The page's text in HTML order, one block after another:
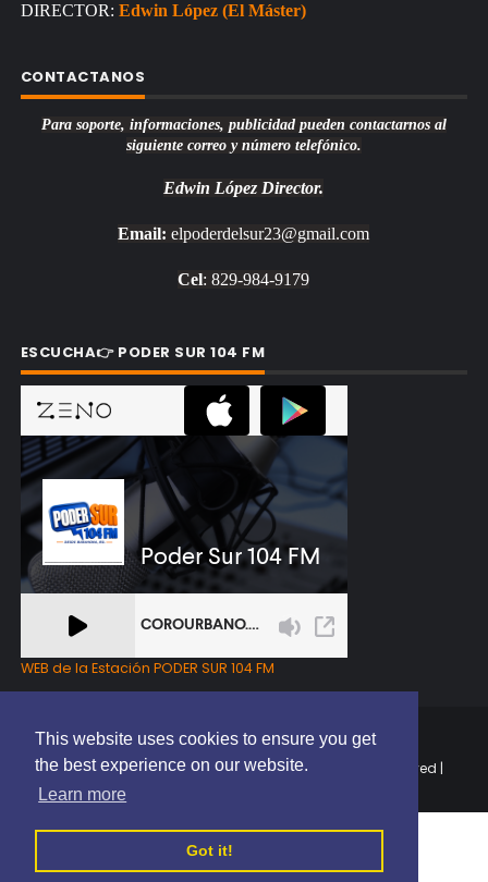
This website uses cookies to ensure you get
the best experience on our website.
Learn more
Got it!
DIRECTOR: Edwin López (El Máster)
CONTACTANOS
Para soporte, informaciones, publicidad pueden contactarnos al
siguiente correo y número telefónico.
Edwin López Director.
Email: elpoderdelsur23@gmail.com
Cel: 829-984-9179
ESCUCHA👉 PODER SUR 104 FM
WEB de la Estación PODER SUR 104 FM
Copyright © 2025 | EL PODER DEL SUR RD | All Rights Reserved |